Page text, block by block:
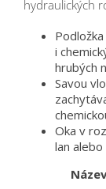
hydraulických
i
hrubých
Savou
Oka v
lan